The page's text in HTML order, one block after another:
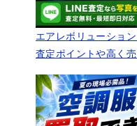
エアレボリューショ
査定ポイントや高く